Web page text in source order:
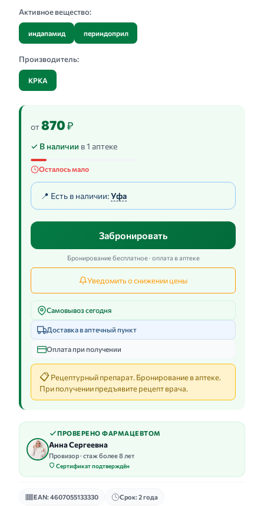
Активное вещество:
индапамид периндоприл
Производитель:
КРКА
от870₽
✓ В наличии в 1 аптеке
Осталось мало
📍 Есть в наличии:Уфа
Забронировать
Бронирование бесплатное · оплата в аптеке
Уведомить о снижении цены
Самовывоз сегодня
Доставка в аптечный пункт
Оплата при получении
📋Рецептурный препарат. Бронирование в аптеке.
При получении предъявите рецепт врача.
ПРОВЕРЕНО ФАРМАЦЕВТОМ
Анна Сергеевна
Провизор · стаж более 8 лет
Сертификат подтверждён
EAN: 4607055133330 Срок: 2 года